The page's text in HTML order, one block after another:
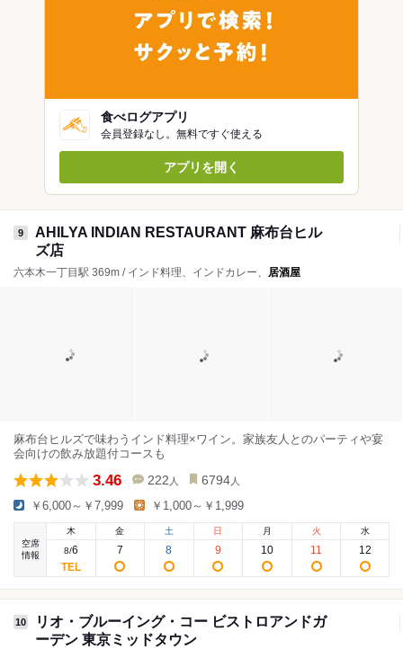
食べログアプリ
会員登録なし。無料ですぐ使える
アプリを開く
9
AHILYA INDIAN RESTAURANT 麻布台ヒル
ズ店
六本木一丁目駅 369m / インド料理、インドカレー、 居酒屋
麻布台ヒルズで味わうインド料理×ワイン。家族友人とのパーティや宴
会向けの飲み放題付コースも
3.46 222 人 6794 人
￥6,000～￥7,999 ￥1,000～￥1,999
空席
情報
木
8/6
金
7
土
8
日
9
月
10
火
11
水
12
10
リオ・ブルーイング・コー ビストロアンドガ
ーデン 東京ミッドタウン